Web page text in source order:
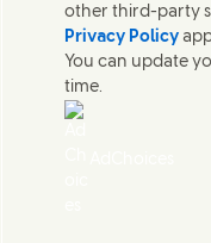
Wir freuen uns über
helfen gerne bei
Kontakt
other third-party
Privacy Policy
You can update
time.